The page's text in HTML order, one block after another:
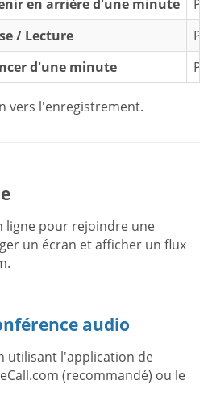
en arrière d'une minute
/ Lecture
d'une minute
vers l'enregistrement.
ligne pour rejoindre une
un écran et afficher un flux
audio
utilisant l'application de
(recommandé) ou le